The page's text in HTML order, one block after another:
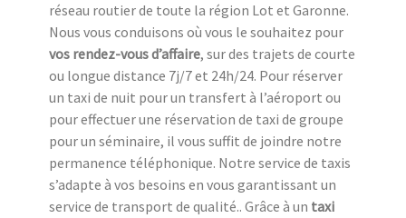
réseau routier de toute la région Lot et Garonne.
Nous vous conduisons où vous le souhaitez pour
vos rendez-vous d’affaire, sur des trajets de courte
ou longue distance 7j/7 et 24h/24. Pour réserver
un taxi de nuit pour un transfert à l’aéroport ou
pour effectuer une réservation de taxi de groupe
pour un séminaire, il vous suffit de joindre notre
permanence téléphonique. Notre service de taxis
s’adapte à vos besoins en vous garantissant un
service de transport de qualité.. Grâce à un taxi